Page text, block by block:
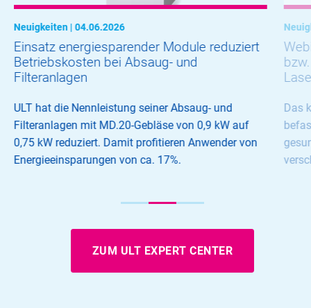
Neuigkeiten | 04.06.2026
Einsatz energiesparender Module reduziert
Betriebskosten bei Absaug- und
Filteranlagen
ULT hat die Nennleistung seiner Absaug- und
Filteranlagen mit MD.20-Gebläse von 0,9 kW auf
0,75 kW reduziert. Damit profitieren Anwender von
Energieeinsparungen von ca. 17%.
Das
ZUM ULT EXPERT CENTER